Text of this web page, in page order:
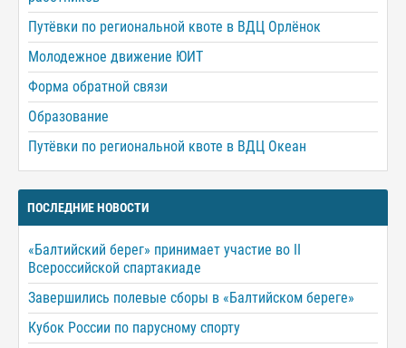
Путёвки по региональной квоте в ВДЦ Орлёнок
Молодежное движение ЮИТ
Форма обратной связи
Образование
Путёвки по региональной квоте в ВДЦ Океан
ПОСЛЕДНИЕ НОВОСТИ
«Балтийский берег» принимает участие во II
Всероссийской спартакиаде
Завершились полевые сборы в «Балтийском береге»
Кубок России по парусному спорту